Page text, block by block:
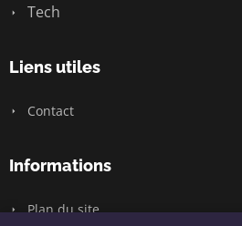
Tech
Liens utiles
Contact
Informations
Plan du site